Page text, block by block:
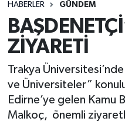
HABERLER GÜNDEM
ZİYARETİ
Trakya
ve Üniversiteler”
Edirne’ye gelen Kamu
Malkoç, önemli
SPOR
SİYASET
SAĞLIK
Süper Lig Puan
Tüm Manşetler
Son Dakika
Haber Arşivi